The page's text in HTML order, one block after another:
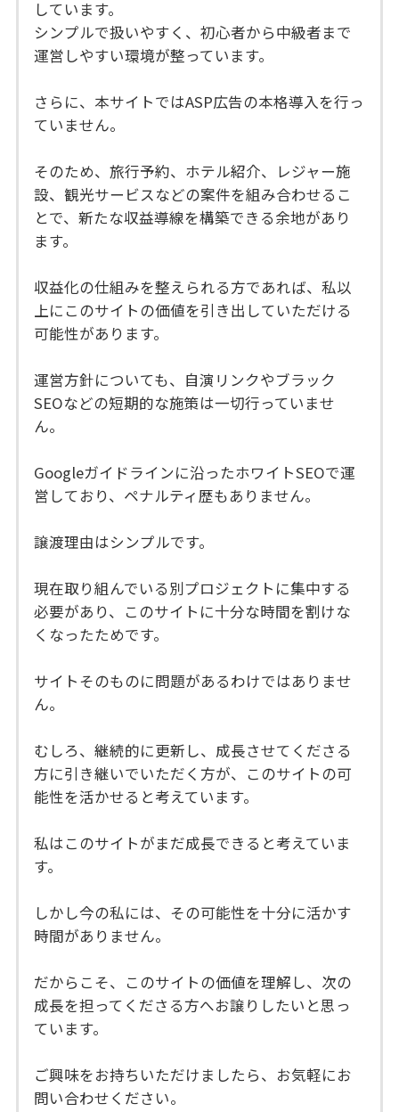
しています。
シンプルで扱いやすく、初心者から中級者まで
運営しやすい環境が整っています。
さらに、本サイトではASP広告の本格導入を行っ
ていません。
そのため、旅行予約、ホテル紹介、レジャー施
設、観光サービスなどの案件を組み合わせるこ
とで、新たな収益導線を構築できる余地があり
ます。
収益化の仕組みを整えられる方であれば、私以
上にこのサイトの価値を引き出していただける
可能性があります。
運営方針についても、自演リンクやブラック
SEOなどの短期的な施策は一切行っていませ
ん。
Googleガイドラインに沿ったホワイトSEOで運
営しており、ペナルティ歴もありません。
譲渡理由はシンプルです。
現在取り組んでいる別プロジェクトに集中する
必要があり、このサイトに十分な時間を割けな
くなったためです。
サイトそのものに問題があるわけではありませ
ん。
むしろ、継続的に更新し、成長させてくださる
方に引き継いでいただく方が、このサイトの可
能性を活かせると考えています。
私はこのサイトがまだ成長できると考えていま
す。
しかし今の私には、その可能性を十分に活かす
時間がありません。
だからこそ、このサイトの価値を理解し、次の
成長を担ってくださる方へお譲りしたいと思っ
ています。
ご興味をお持ちいただけましたら、お気軽にお
問い合わせください。